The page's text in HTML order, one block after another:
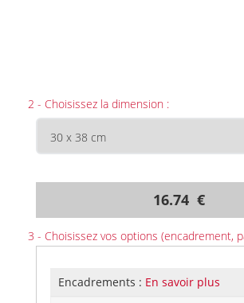
2 - Choisissez la dimension :
16.74 €
3 - Choisissez vos options (encadrement,
Encadrements : En savoir plus